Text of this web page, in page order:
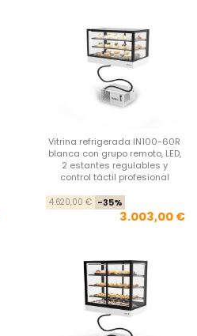
base
Vitrina refrigerada IN100-60R
blanca con grupo remoto, LED,
2 estantes regulables y
control táctil profesional
4.620,00 € -35%
3.003,00 €